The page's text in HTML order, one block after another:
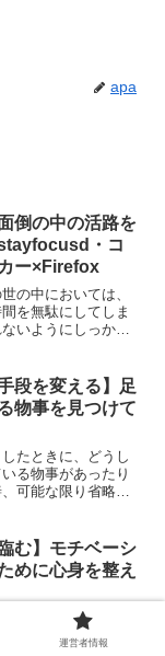
apa
倒の中の活路を
・コ
ー×Firefox
の中においては、
を無駄にしてしま
いようにしっかり
段を変える】足
物事を見つけて
たときに、どうし
る物事があったり
可能な限り省略す
大切です。
む】モチベーシ
めに心身を整え
っても心身が整っ
きません。まずは
運営者情報